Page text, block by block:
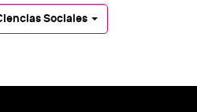
Sociales